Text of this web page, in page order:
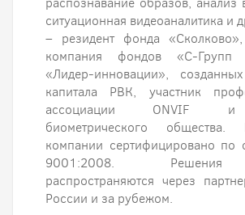
ситуационная видеоаналитика и
– резидент фонда «Сколково»,
компания фондов «С-Групп
«Лидер-инновации»,
капитала РВК, участник
ассоциации ONVIF и
биометрического общества.
компании сертифицировано по
9001:2008. Решения
распространяются через
России и за рубежом.